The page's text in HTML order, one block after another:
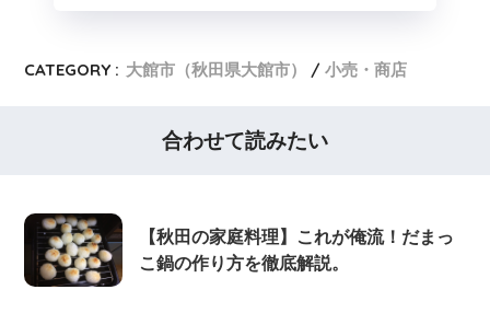
CATEGORY : 大館市（秋田県大館市） 小売・商店
合わせて読みたい
【秋田の家庭料理】これが俺流！だまっ
こ鍋の作り方を徹底解説。